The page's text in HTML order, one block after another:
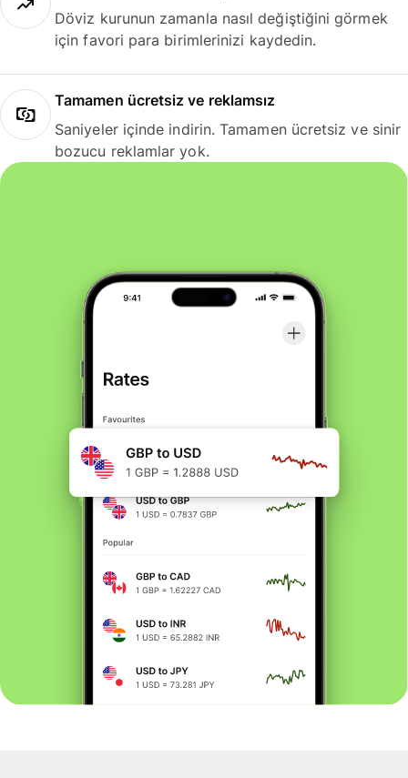
Döviz kurunun zamanla nasıl değiştiğini görmek
için favori para birimlerinizi kaydedin.
Tamamen ücretsiz ve reklamsız
Saniyeler içinde indirin. Tamamen ücretsiz ve sinir
bozucu reklamlar yok.